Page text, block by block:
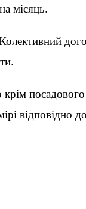
місяць.
крім
відповідно